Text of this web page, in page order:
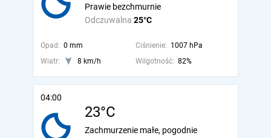
Odczuwalna 25°C
Prawie bezchmurnie
Opad: 0 mm Ciśnienie: 1007 hPa
Wiatr:
8 km/h Wilgotność: 82%
04:00
23°C
Zachmurzenie małe, pogodnie